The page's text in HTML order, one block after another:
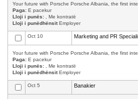
Your future with Porsche Porsche Albania, the first
Paga: E pacekur
Lloji i punës: , Me kontratë
Lloji i punëdhënsitEmployer
Oct 10 Marketing and PR
Your future with Porsche Porsche Albania, the first
Paga: E pacekur
Lloji i punës: , Me kontratë
Lloji i punëdhënsitEmployer
Oct 5 Banakier